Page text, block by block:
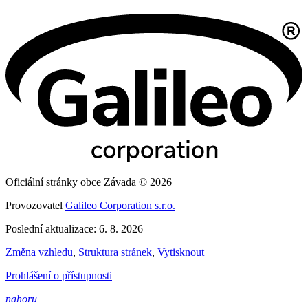
Oficiální stránky obce Závada © 2026
Provozovatel Galileo Corporation s.r.o.
Poslední aktualizace: 6. 8. 2026
Změna vzhledu, Struktura stránek, Vytisknout
Prohlášení o přístupnosti
nahoru